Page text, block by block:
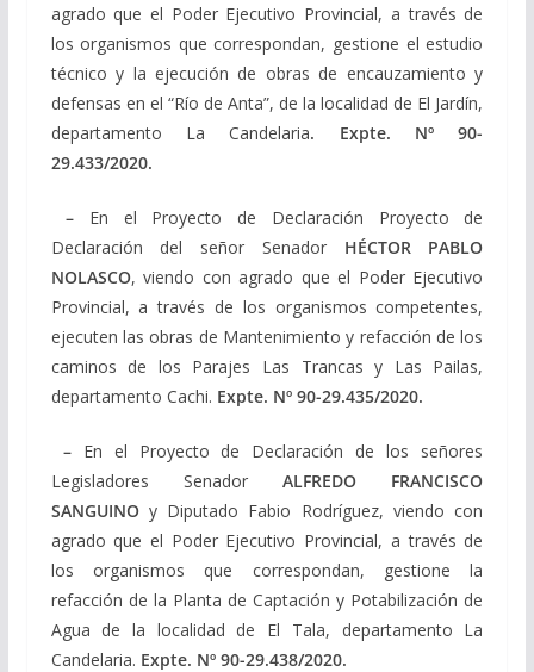
agrado que el Poder Ejecutivo Provincial, a través de
los organismos que correspondan, gestione el estudio
técnico y la ejecución de obras de encauzamiento y
defensas en el “Río de Anta”, de la localidad de El Jardín,
departamento La Candelaria. Expte. Nº90-
29.433/2020.
– En el Proyecto de Declaración Proyecto de
Declaración del señor Senador HÉCTOR PABLO
NOLASCO, viendo con agrado que el Poder Ejecutivo
Provincial, a través de los organismos competentes,
ejecuten las obras de Mantenimiento y refacción de los
caminos de los Parajes Las Trancas y Las Pailas,
departamento Cachi. Expte. Nº 90-29.435/2020.
– En el Proyecto de Declaración de los señores
Legisladores SenadorALFREDO FRANCISCO
SANGUINOy Diputado Fabio Rodríguez, viendo con
agrado que el Poder Ejecutivo Provincial, a través de
los organismos que correspondan, gestione la
refacción de la Planta de Captación y Potabilización de
Agua de la localidad de El Tala, departamento La
Candelaria. Expte. Nº 90-29.438/2020.